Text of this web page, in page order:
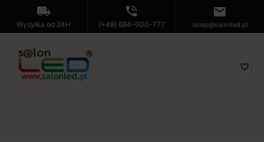
local_shipping
Wysyłka od 24H
phone_in_talk
(+48) 694-000-777
mail
sklep@salonled.pl
favorite_border